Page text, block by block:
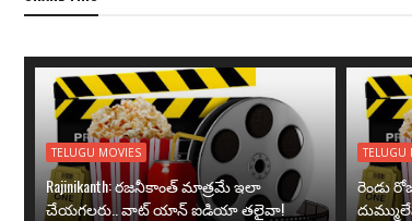
TELUGU MOVIES
Rajinikanth: రజనీకాంత్ మాత్రమే ఇలా
చేయగలరు.. వాట్ యాన్ ఐడియా తలైవా!
TELUGU
రెండు